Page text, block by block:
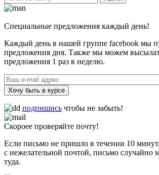
Специальные предложения каждый день!
Каждый день в нашей группе facebook мы
предложения дня. Также мы можем
предложения 1 раз в неделю.
Хочу быть в курсе
подпишись чтобы не забыть!
Скороее проверяйте почту!
Если письмо не пришло в течении 10
с нежелательной почтой, письмо случайно
туда.